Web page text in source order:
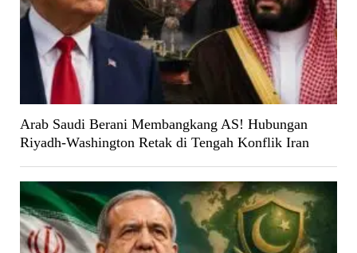
Arab Saudi Berani Membangkang AS! Hubungan
Riyadh-Washington Retak di Tengah Konflik Iran